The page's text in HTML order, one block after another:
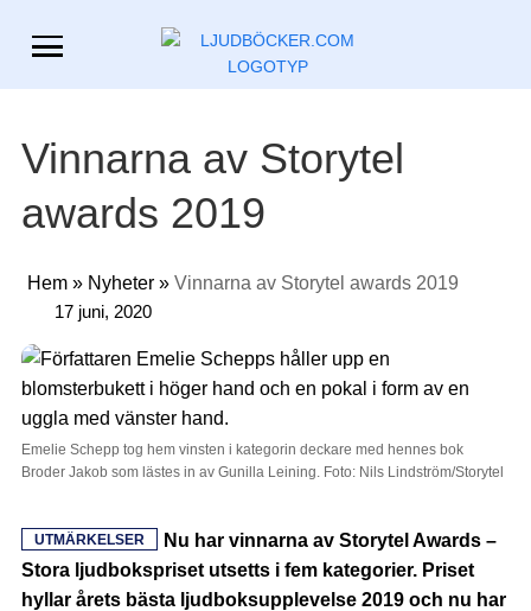
Vinnarna av Storytel
awards 2019
Hem» Nyheter» Vinnarna av Storytel awards 2019
17 juni, 2020
Emelie Schepp tog hem vinsten i kategorin deckare med hennes bok
Broder Jakob som lästes in av Gunilla Leining. Foto: Nils Lindström/Storytel
UTMÄRKELSER
Nu har vinnarna av Storytel Awards –
Stora ljudbokspriset utsetts i fem kategorier. Priset
hyllar årets bästa ljudboksupplevelse 2019 och nu har